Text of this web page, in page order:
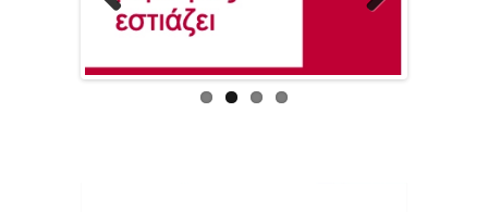
Previous